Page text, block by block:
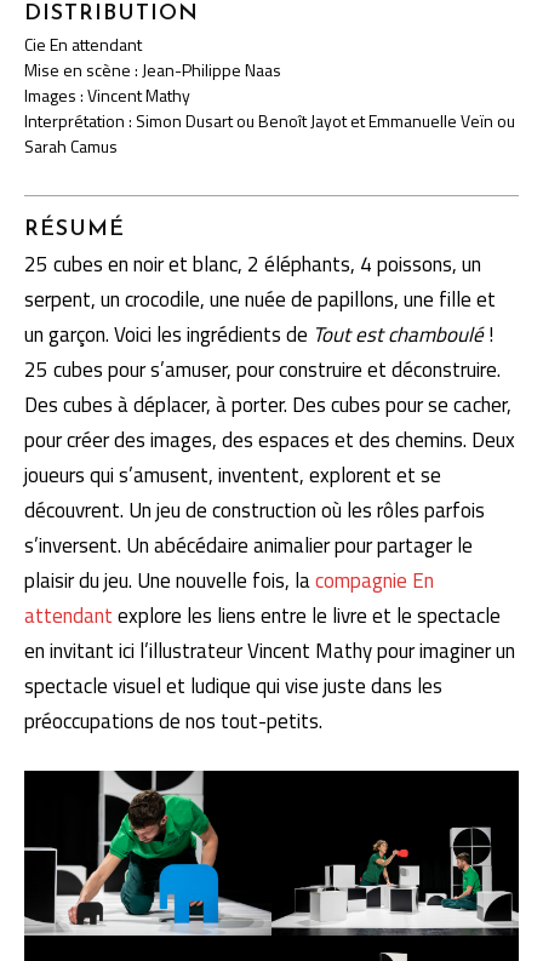
DISTRIBUTION
Cie En attendant
Mise en scène : Jean-Philippe Naas
Images : Vincent Mathy
Interprétation : Simon Dusart ou Benoît Jayot et Emmanuelle Veïn ou
Sarah Camus
RÉSUMÉ
25 cubes en noir et blanc, 2 éléphants, 4 poissons, un
serpent, un crocodile, une nuée de papillons, une fille et
un garçon. Voici les ingrédients de Tout est chamboulé!
25 cubes pour s’amuser, pour construire et déconstruire.
Des cubes à déplacer, à porter. Des cubes pour se cacher,
pour créer des images, des espaces et des chemins. Deux
joueurs qui s’amusent, inventent, explorent et se
découvrent. Un jeu de construction où les rôles parfois
s’inversent. Un abécédaire animalier pour partager le
plaisir du jeu. Une nouvelle fois, lacompagnie En
attendantexplore les liens entre le livre et le spectacle
en invitant ici l’illustrateur Vincent Mathy pour imaginer un
spectacle visuel et ludique qui vise juste dans les
préoccupations de nos tout-petits.